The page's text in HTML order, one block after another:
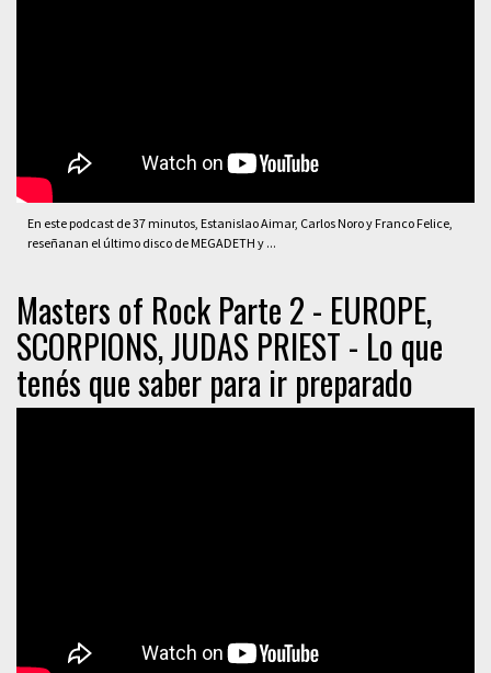
En este podcast de 37 minutos, Estanislao Aimar, Carlos Noro y Franco Felice,
reseñanan el último disco de MEGADETH y ...
Masters of Rock Parte 2 - EUROPE,
SCORPIONS, JUDAS PRIEST - Lo que
tenés que saber para ir preparado